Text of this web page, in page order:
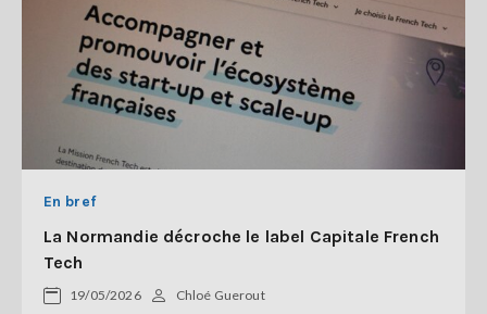
En bref
La Normandie décroche le label Capitale French
Tech
19/05/2026
Chloé Guerout